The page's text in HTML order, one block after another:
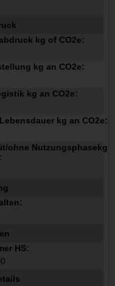
kg of CO2e:
kg an CO2e:
kg an CO2e:
kg an CO2e:
ohne Nutzungsphasekg
HS: